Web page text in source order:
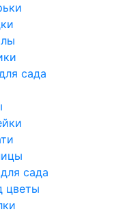
сада
сада
цветы